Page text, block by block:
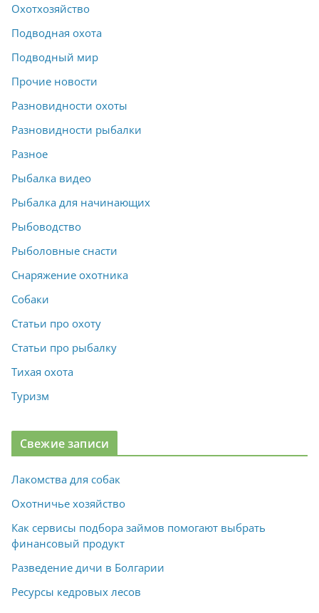
Охотхозяйство
Подводная охота
Подводный мир
Прочие новости
Разновидности охоты
Разновидности рыбалки
Разное
Рыбалка видео
Рыбалка для начинающих
Рыбоводство
Рыболовные снасти
Снаряжение охотника
Собаки
Статьи про охоту
Статьи про рыбалку
Тихая охота
Туризм
Свежие записи
Лакомства для собак
Охотничье хозяйство
Как сервисы подбора займов помогают выбрать
финансовый продукт
Разведение дичи в Болгарии
Ресурсы кедровых лесов